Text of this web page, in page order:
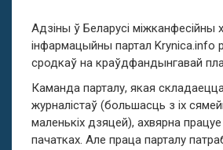
Адзіны ў Беларусі міжканфесійны
інфармацыйны партал Krynica.info
сродкаў на краўдфандынгавай
Каманда парталу, якая
журналістаў (большасць з іх
маленькіх дзяцей), ахвярна
пачатках. Але праца парталу